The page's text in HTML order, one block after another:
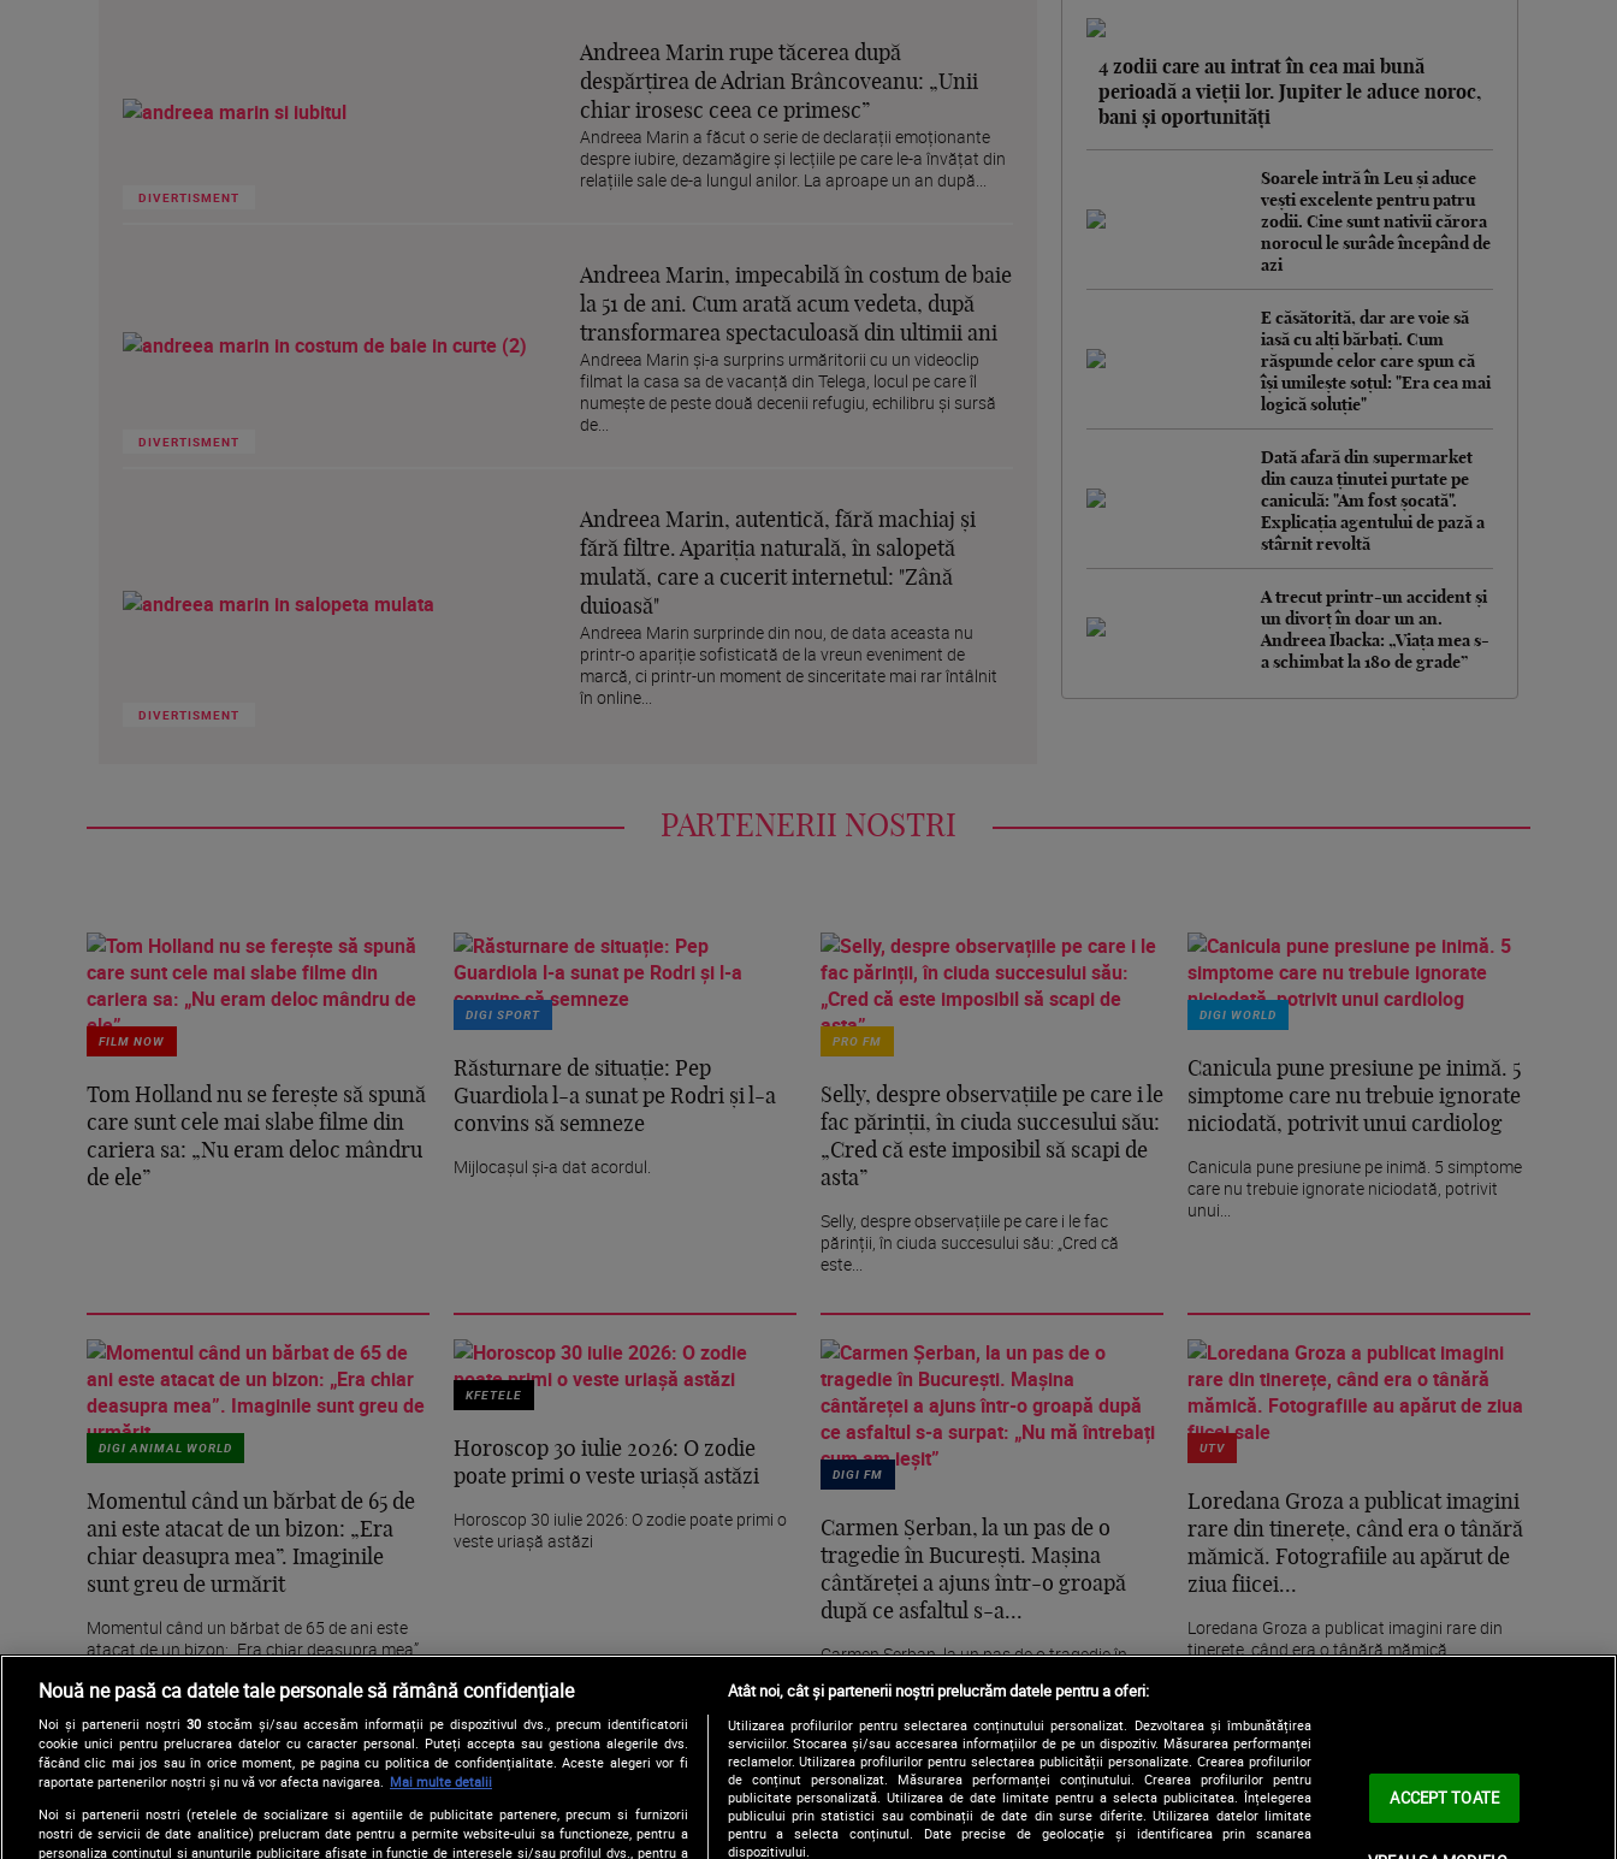
DIVERTISMENT
Andreea Marin rupe tăcerea după
despărțirea de Adrian Brâncoveanu: „Unii
chiar irosesc ceea ce primesc”
Andreea Marin a făcut o serie de declarații emoționante
despre iubire, dezamăgire și lecțiile pe care le-a învățat din
relațiile sale de-a lungul anilor. La aproape un an după...
DIVERTISMENT
Andreea Marin, impecabilă în costum de baie
la 51 de ani. Cum arată acum vedeta, după
transformarea spectaculoasă din ultimii ani
Andreea Marin și-a surprins urmăritorii cu un videoclip
filmat la casa sa de vacanță din Telega, locul pe care îl
numește de peste două decenii refugiu, echilibru și sursă
de...
DIVERTISMENT
Andreea Marin, autentică, fără machiaj și
fără filtre. Apariția naturală, în salopetă
mulată, care a cucerit internetul: "Zână
duioasă"
Andreea Marin surprinde din nou, de data aceasta nu
printr-o apariție sofisticată de la vreun eveniment de
marcă, ci printr-un moment de sinceritate mai rar întâlnit
în online...
4 zodii care au intrat în cea mai bună
perioadă a vieții lor. Jupiter le aduce noroc,
bani și oportunități
Soarele intră în Leu și aduce
vești excelente pentru patru
zodii. Cine sunt nativii cărora
norocul le surâde începând de
azi
E căsătorită, dar are voie să
iasă cu alți bărbați. Cum
răspunde celor care spun că
își umilește soțul: "Era cea mai
logică soluție"
Dată afară din supermarket
din cauza ținutei purtate pe
caniculă: "Am fost șocată".
Explicația agentului de pază a
stârnit revoltă
A trecut printr-un accident și
un divorț în doar un an.
Andreea Ibacka: „Viața mea s-
a schimbat la 180 de grade”
PARTENERII NOSTRI
FILM NOW
Tom Holland nu se ferește să spună
care sunt cele mai slabe filme din
cariera sa: „Nu eram deloc mândru
de ele”
DIGI SPORT
Răsturnare de situație: Pep
Guardiola l-a sunat pe Rodri și l-a
convins să semneze
Mijlocașul și-a dat acordul.
PRO FM
Selly, despre observațiile pe care i le
fac părinții, în ciuda succesului său:
„Cred că este imposibil să scapi de
asta”
Selly, despre observațiile pe care i le fac
părinții, în ciuda succesului său: „Cred că
este...
DIGI WORLD
Canicula pune presiune pe inimă. 5
simptome care nu trebuie ignorate
niciodată, potrivit unui cardiolog
Canicula pune presiune pe inimă. 5 simptome
care nu trebuie ignorate niciodată, potrivit
unui...
DIGI ANIMAL WORLD
Momentul când un bărbat de 65 de
ani este atacat de un bizon: „Era
chiar deasupra mea”. Imaginile
sunt greu de urmărit
Momentul când un bărbat de 65 de ani este
atacat de un bizon: „Era chiar deasupra mea”.
KFETELE
Horoscop 30 iulie 2026: O zodie
poate primi o veste uriașă astăzi
Horoscop 30 iulie 2026: O zodie poate primi o
veste uriașă astăzi
DIGI FM
Carmen Șerban, la un pas de o
tragedie în București. Mașina
cântăreței a ajuns într-o groapă
după ce asfaltul s-a...
Carmen Șerban, la un pas de o tragedie în
groapă după...
UTV
Loredana Groza a publicat imagini
rare din tinerețe, când era o tânără
mămică. Fotografiile au apărut de
ziua fiicei...
Loredana Groza a publicat imagini rare din
tinerețe, când era o tânără mămică.
Nouă ne pasă ca datele tale personale să rămână confidențiale
Noi și partenerii noștri 30stocăm și/sau accesăm informații pe dispozitivul dvs., precum identificatorii
cookie unici pentru prelucrarea datelor cu caracter personal. Puteți accepta sau gestiona alegerile dvs.
făcând clic mai jos sau în orice moment, pe pagina cu politica de confidențialitate. Aceste alegeri vor fi
raportate partenerilor noștri și nu vă vor afecta navigarea. Mai multe detalii
Noi si partenerii nostri (retelele de socializare si agentiile de publicitate partenere, precum si furnizorii
nostri de servicii de date analitice) prelucram date pentru a permite website-ului sa functioneze, pentru a
personaliza continutul si anunturile publicitare afisate in functie de interesele si/sau profilul dvs., pentru a
Atât noi, cât și partenerii noștri prelucrăm datele pentru a oferi:
Utilizarea profilurilor pentru selectarea conținutului personalizat. Dezvoltarea și îmbunătățirea
serviciilor. Stocarea și/sau accesarea informațiilor de pe un dispozitiv. Măsurarea performanței
reclamelor. Utilizarea profilurilor pentru selectarea publicității personalizate. Crearea profilurilor
de conținut personalizat. Măsurarea performanței conținutului. Crearea profilurilor pentru
publicitate personalizată. Utilizarea de date limitate pentru a selecta publicitatea. Înțelegerea
publicului prin statistici sau combinații de date din surse diferite. Utilizarea datelor limitate
pentru a selecta conținutul. Date precise de geolocație și identificarea prin scanarea
dispozitivului.
ACCEPT TOATE